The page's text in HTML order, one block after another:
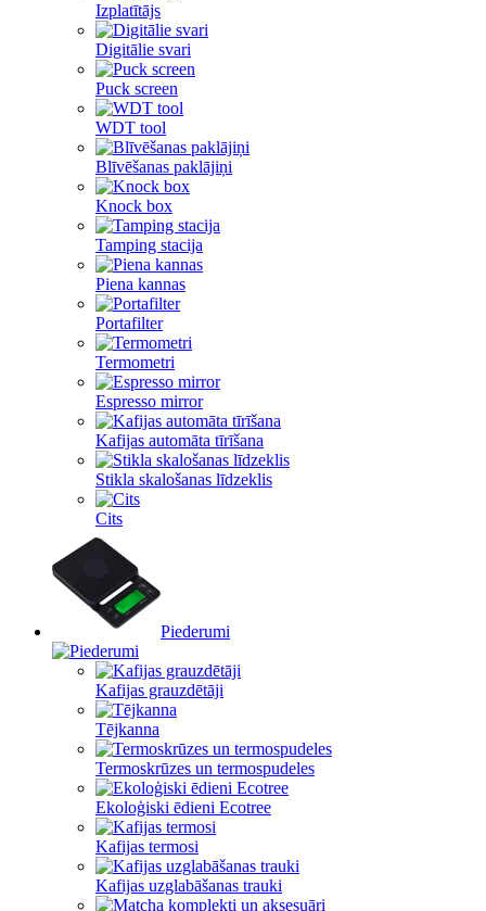
Izplatītājs
Digitālie svari
Puck screen
WDT tool
Blīvēšanas paklājiņi
Knock box
Tamping stacija
Piena kannas
Portafilter
Termometri
Espresso mirror
Kafijas automāta tīrīšana
Stikla skalošanas līdzeklis
Cits
Piederumi
Kafijas grauzdētāji
Tējkanna
Termoskrūzes un termospudeles
Ekoloģiski ēdieni Ecotree
Kafijas termosi
Kafijas uzglabāšanas trauki